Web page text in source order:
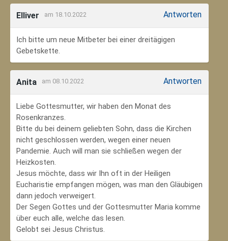
Elliver am 18.10.2022 Antworten
Ich bitte um neue Mitbeter bei einer dreitägigen
Gebetskette.
Anita am 08.10.2022 Antworten
Liebe Gottesmutter, wir haben den Monat des
Rosenkranzes.
Bitte du bei deinem geliebten Sohn, dass die Kirchen
nicht geschlossen werden, wegen einer neuen
Pandemie. Auch will man sie schließen wegen der
Heizkosten.
Jesus möchte, dass wir Ihn oft in der Heiligen
Eucharistie empfangen mögen, was man den Gläubigen
dann jedoch verweigert.
Der Segen Gottes und der Gottesmutter Maria komme
über euch alle, welche das lesen.
Gelobt sei Jesus Christus.